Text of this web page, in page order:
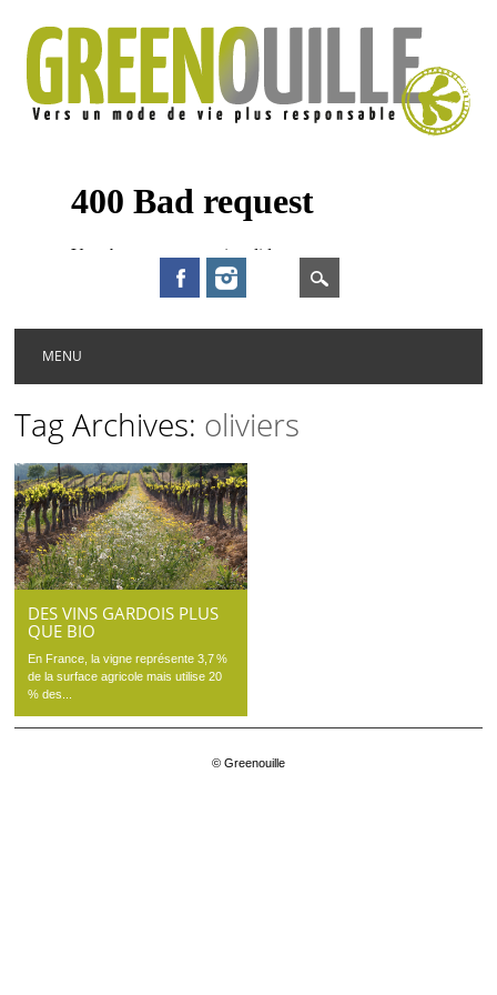
Main menu
MENU
Tag Archives: oliviers
DES VINS GARDOIS PLUS
QUE BIO
En France, la vigne représente 3,7 %
de la surface agricole mais utilise 20
% des...
© Greenouille